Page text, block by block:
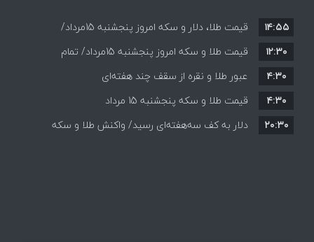
قیمت طلا، دلار و سکه امروز پنجشنبه 15مرداد/
افزایش قیمت ها + جدول
۱۴:۵۵
قیمت طلا و سکه امروز پنجشنبه 15مرداد/ تمام
قیمت ها بر مدار افزایش + جدول
۱۲:۳۰
عبور طلا و نقره از سقف چند هفته‌ای
۴:۳۰
قیمت طلا و سکه پنجشنبه 15 مرداد
۴:۳۰
دلار به کف سه‌هفته‌ای رسید/ واکنش طلا و سکه
۲۰:۳۰